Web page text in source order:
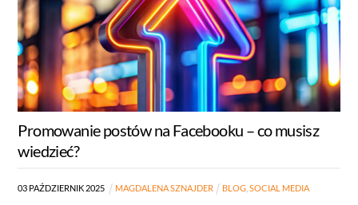
Promowanie postów na Facebooku – co musisz
wiedzieć?
03 PAŹDZIERNIK 2025 MAGDALENA SZNAJDER BLOG, SOCIAL MEDIA